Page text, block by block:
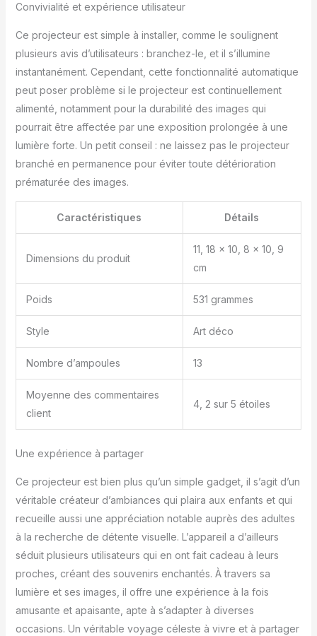
Convivialité et expérience utilisateur
Ce projecteur est simple à installer, comme le soulignent
plusieurs avis d’utilisateurs : branchez-le, et il s’illumine
instantanément. Cependant, cette fonctionnalité automatique
peut poser problème si le projecteur est continuellement
alimenté, notamment pour la durabilité des images qui
pourrait être affectée par une exposition prolongée à une
lumière forte. Un petit conseil : ne laissez pas le projecteur
branché en permanence pour éviter toute détérioration
prématurée des images.
Caractéristiques Détails
Dimensions du produit
11, 18 x 10, 8 x 10, 9
cm
Poids 531 grammes
Style Art déco
Nombre d’ampoules 13
Moyenne des commentaires
client
4, 2 sur 5 étoiles
Une expérience à partager
Ce projecteur est bien plus qu’un simple gadget, il s’agit d’un
véritable créateur d’ambiances qui plaira aux enfants et qui
recueille aussi une appréciation notable auprès des adultes
à la recherche de détente visuelle. L’appareil a d’ailleurs
séduit plusieurs utilisateurs qui en ont fait cadeau à leurs
proches, créant des souvenirs enchantés. À travers sa
lumière et ses images, il offre une expérience à la fois
amusante et apaisante, apte à s’adapter à diverses
occasions. Un véritable voyage céleste à vivre et à partager